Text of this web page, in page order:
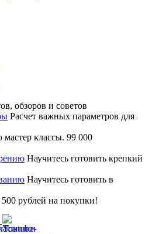
обзоров и советов
Расчет важных параметров для
мастер классы. 99 000
Научитесь готовить крепкий
Научитесь готовить в
рублей на покупки!